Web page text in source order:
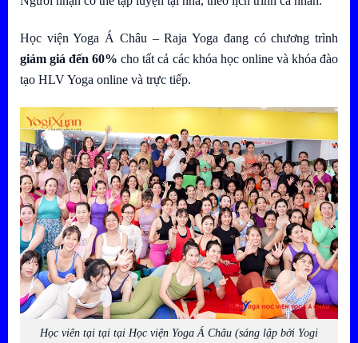
Học viện Yoga Á Châu – Raja Yoga đang có chương trình
giảm giá đến 60% cho tất cả các khóa học online và khóa đào
tạo HLV Yoga online và trực tiếp.
Học viên tại tại tại Học viện Yoga Á Châu (sáng lập bởi Yogi